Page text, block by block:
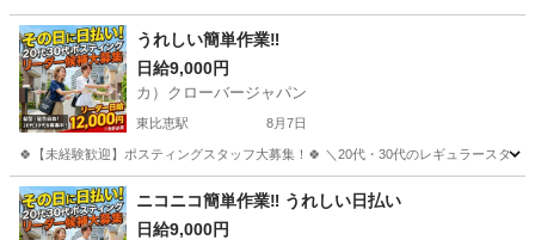
福岡 福岡市 その他 スタッフ
うれしい簡単作業‼
日給9,000円
カ）クローバージャパン
東比恵駅 8月7日
🍀【未経験歓迎】ポスティングスタッフ大募集！🍀 ＼20代・30代のレギュラースタ
福岡 福岡市 軽作業 スタッフ
ニコニコ簡単作業‼️ うれしい日払い
日給9,000円